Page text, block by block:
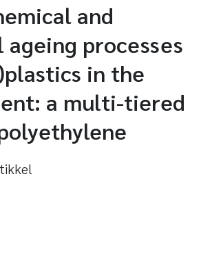
and
processes
in the
a multi-tiered